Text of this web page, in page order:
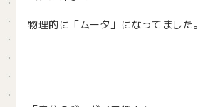
物理的に「ムータ」になってました。